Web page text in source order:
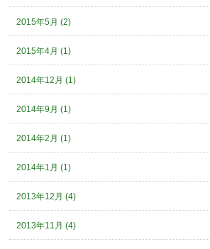
2015年5月 (2)
2015年4月 (1)
2014年12月 (1)
2014年9月 (1)
2014年2月 (1)
2014年1月 (1)
2013年12月 (4)
2013年11月 (4)